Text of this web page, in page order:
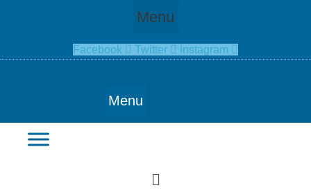
Menu
Facebook Twitter Instagram
Menu
Main